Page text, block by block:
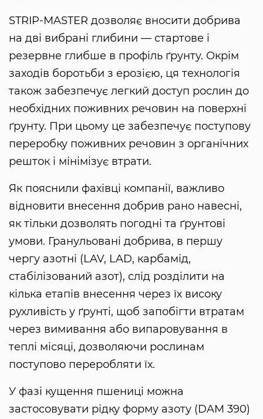
STRIP-MASTER дозволяє вносити добрива
на дві вибрані глибини — стартове і
резервне глибше в профіль ґрунту. Окрім
заходів боротьби з ерозією, ця технологія
також забезпечує легкий доступ рослин до
необхідних поживних речовин на поверхні
ґрунту. При цьому це забезпечує поступову
переробку поживних речовин з органічних
решток і мінімізує втрати.
Як пояснили фахівці компанії, важливо
відновити внесення добрив рано навесні,
як тільки дозволять погодні та ґрунтові
умови. Гранульовані добрива, в першу
чергу азотні (LAV, LAD, карбамід,
стабілізований азот), слід розділити на
кілька етапів внесення через їх високу
рухливість у ґрунті, щоб запобігти втратам
через вимивання або випаровування в
теплі місяці, дозволяючи рослинам
поступово переробляти їх.
У фазі кущення пшениці можна
застосовувати рідку форму азоту (DAM 390)